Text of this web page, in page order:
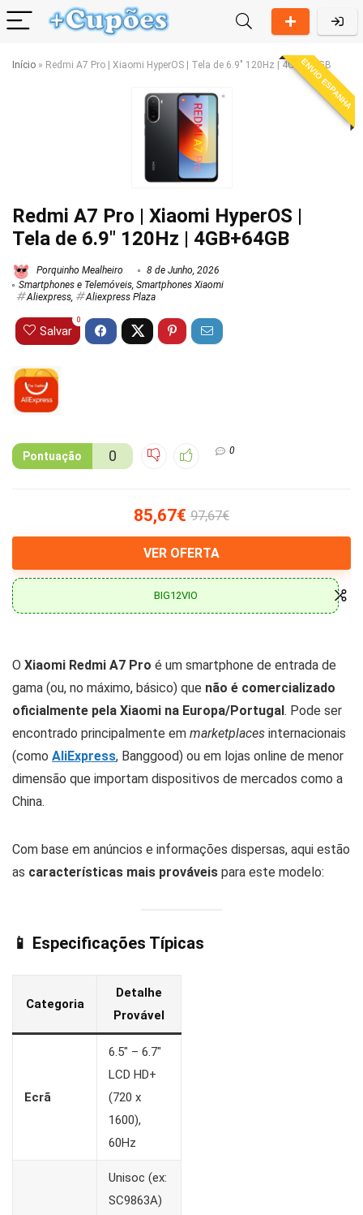
Início » Redmi A7 Pro | Xiaomi HyperOS | Tela de 6.9″ 120Hz | 4GB+64GB
ENVIO ESPANHA
Redmi A7 Pro | Xiaomi HyperOS |
Tela de 6.9″ 120Hz | 4GB+64GB
Porquinho Mealheiro
8 de Junho, 2026
Smartphones e Telemóveis, Smartphones Xiaomi
Aliexpress, Aliexpress Plaza
Salvar
0
Pontuação 0 0
85,67€ 97,67€
VER OFERTA
BIG12VIO
O Xiaomi Redmi A7 Pro é um smartphone de entrada de
gama (ou, no máximo, básico) que não é comercializado
oficialmente pela Xiaomi na Europa/Portugal. Pode ser
encontrado principalmente em marketplaces internacionais
(como AliExpress, Banggood) ou em lojas online de menor
dimensão que importam dispositivos de mercados como a
China.
Com base em anúncios e informações dispersas, aqui estão
as características mais prováveis para este modelo:
📱 Especificações Típicas
Categoria
Detalhe
Provável
Ecrã
6.5″ – 6.7″
LCD HD+
(720 x
1600),
60Hz
Unisoc (ex:
SC9863A)